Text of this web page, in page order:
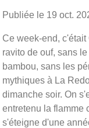
Publiée le 19 oct.
Ce week-end,
ravito de ouf, sans
bambou, sans les
mythiques à La
dimanche soir. On
entretenu la flamme
s'éteigne d'une